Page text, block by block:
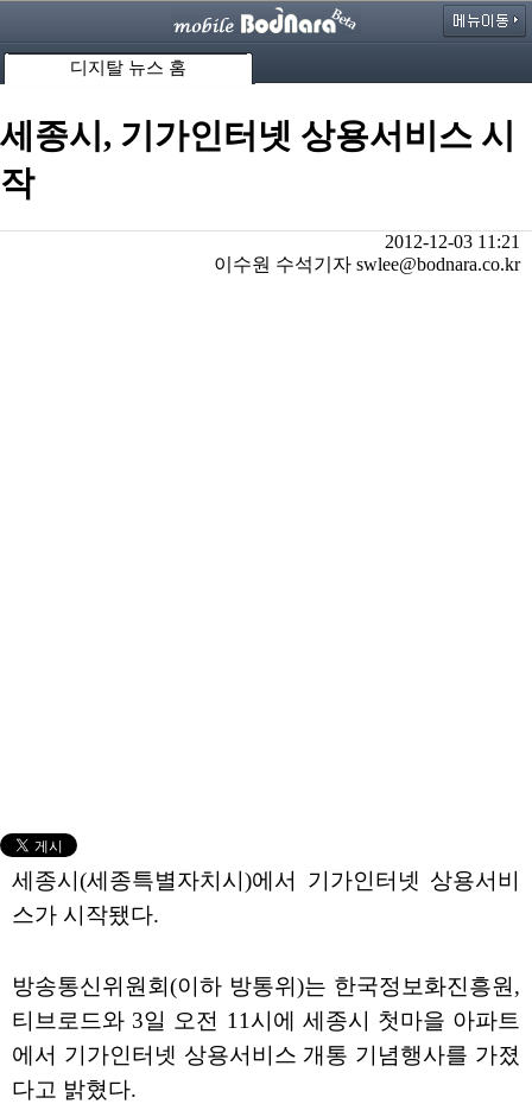
디지탈 뉴스 홈
세종시, 기가인터넷 상용서비스 시
작
2012-12-03 11:21
이수원 수석기자 swlee@bodnara.co.kr
세종시(세종특별자치시)에서 기가인터넷 상용서비
스가 시작됐다.
방송통신위원회(이하 방통위)는 한국정보화진흥원,
티브로드와 3일 오전 11시에 세종시 첫마을 아파트
에서 기가인터넷 상용서비스 개통 기념행사를 가졌
다고 밝혔다.